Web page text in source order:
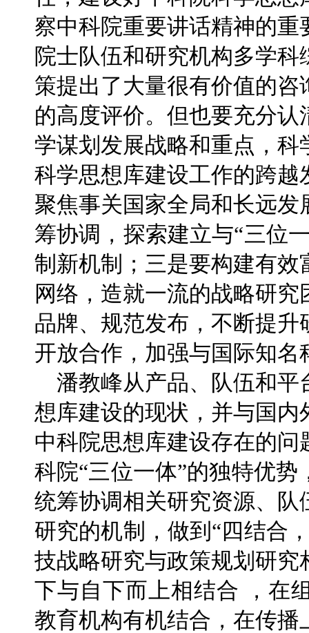
察中科院重要讲话精神的
院士队伍和研究机构多学
策提出了大量很有价值的
的高度评价。但也要充分
学谋划发展战略和重点，
科学思想库建设工作的跨
聚焦事关国家全局和长远
筹协调，探索建立与“三位
制新机制；三是要构建有
网络，造就一流的战略研
品牌、规范发布，不断提
开放合作，加强与国际知名
潘教峰从产品、队伍和平
想库建设的现状，并与国
中科院思想库建设存在的
科院“三位一体”的独特优
统筹协调相关研究资源、
研究的机制，做到“四结合
技战略研究与政策规划研
下与自下而上相结合 ，在
教育机构有机结合，在传